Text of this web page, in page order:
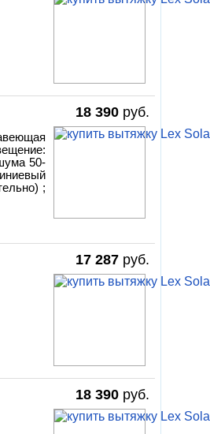
18 390руб.
50-
;
17 287руб.
18 390руб.